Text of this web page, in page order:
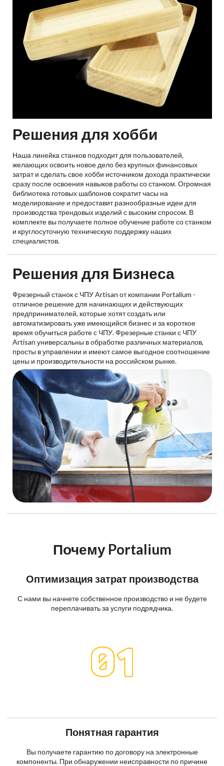
Решения для хобби
Наша линейка станков подходит для пользователей,
желающих освоить новое дело без крупных финансовых
затрат и сделать свое хобби источником дохода практически
сразу после освоения навыков работы со станком. Огромная
библиотека готовых шаблонов сократит часы на
моделирование и предоставит разнообразные идеи для
производства трендовых изделий с высоким спросом. В
комплекте вы получаете полное обучение работе со станком
и круглосуточную техническую поддержку наших
специалистов.
Решения для Бизнеса
Фрезерный станок с ЧПУ Artisan от компании Portalium -
отличное решение для начинающих и действующих
предпринимателей, которые хотят создать или
автоматизировать уже имеющийся бизнес и за короткое
время обучиться работе с ЧПУ. Фрезерные станки с ЧПУ
Artisan универсальны в обработке различных материалов,
просты в управлении и имеют самое выгодное соотношение
цены и производительности на российском рынке.
Почему Portalium
Оптимизация затрат производства
С нами вы начнете собственное производство и не будете
переплачивать за услуги подрядчика.
Понятная гарантия
Вы получаете гарантию по договору на электронные
компоненты. При обнаружении неисправности по причине